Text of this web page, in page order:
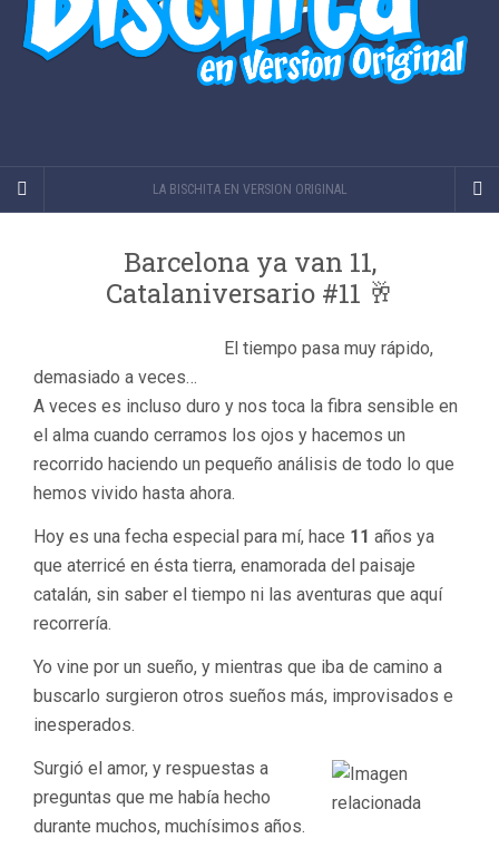
LA BISCHITA EN VERSION ORIGINAL
Barcelona ya van 11,
Catalaniversario #11 🥂
El tiempo pasa muy rápido,
demasiado a veces…
A veces es incluso duro y nos toca la fibra sensible en
el alma cuando cerramos los ojos y hacemos un
recorrido haciendo un pequeño análisis de todo lo que
hemos vivido hasta ahora.
Hoy es una fecha especial para mí, hace 11 años ya
que aterricé en ésta tierra, enamorada del paisaje
catalán, sin saber el tiempo ni las aventuras que aquí
recorrería.
Yo vine por un sueño, y mientras que iba de camino a
buscarlo surgieron otros sueños más, improvisados e
inesperados.
Surgió el amor, y respuestas a
preguntas que me había hecho
durante muchos, muchísimos años.